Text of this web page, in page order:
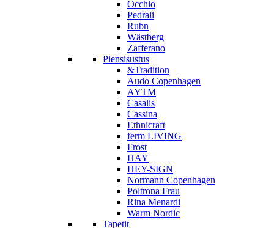
Occhio
Pedrali
Rubn
Wästberg
Zafferano
Piensisustus
&Tradition
Audo Copenhagen
AYTM
Casalis
Cassina
Ethnicraft
ferm LIVING
Frost
HAY
HEY-SIGN
Normann Copenhagen
Poltrona Frau
Rina Menardi
Warm Nordic
Tapetit